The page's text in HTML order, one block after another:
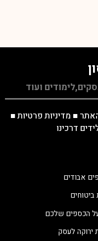
ועוד
■ מדיניות פרטיות■
דרכינו
אבודים
הכספים שלכם
ירוקה לעסק